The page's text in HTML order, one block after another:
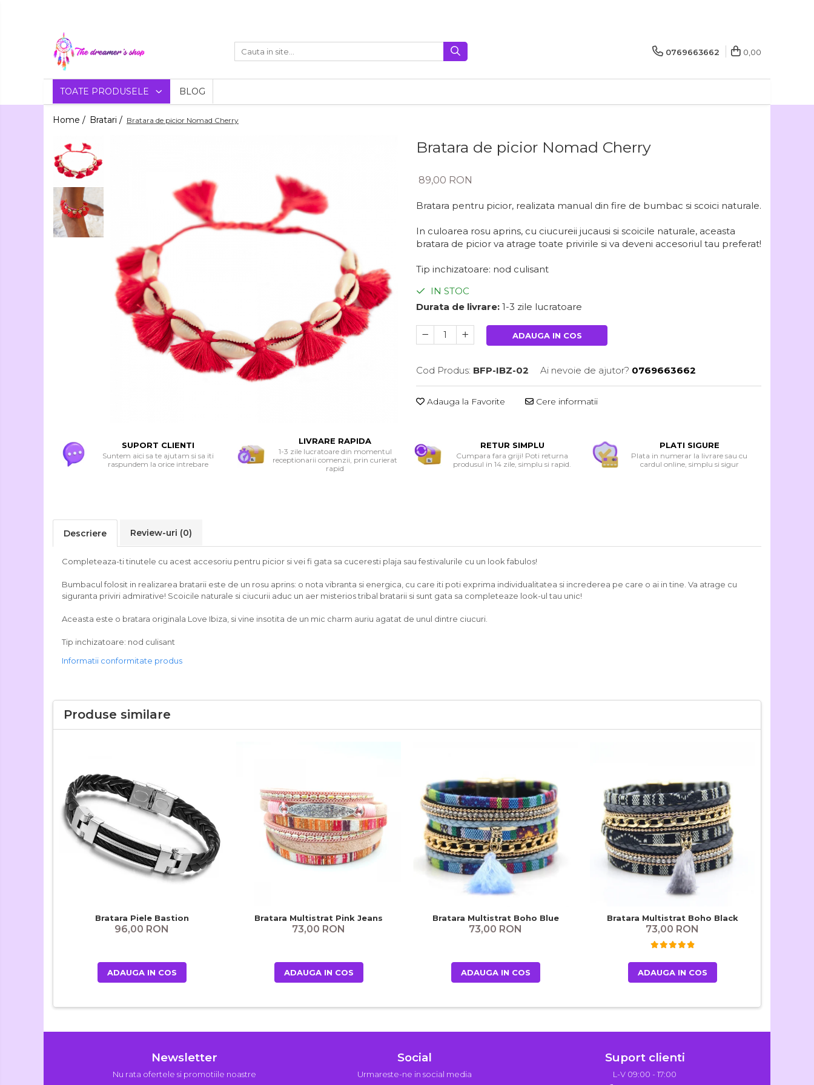
Toate Produsele
Dreamcatchers
Traditionale
Pentru masina
Decoratiuni
Aztece
Bratari
Bratari pentru EA
Bratari pentru EL
Coliere Aromaterapie
Bratari Aromaterapie
Parfumate
Agende si Jurnale
Agende Hardcover
0769663662 0,00
TOATE PRODUSELE BLOG
Home / Bratari / Bratara de picior Nomad Cherry
Bratara de picior Nomad Cherry
89,00 RON
Bratara pentru picior, realizata manual din fire de bumbac si scoici naturale.
In culoarea rosu aprins, cu ciucureii jucausi si scoicile naturale, aceasta
bratara de picior va atrage toate privirile si va deveni accesoriul tau preferat!
Tip inchizatoare: nod culisant
IN STOC
Durata de livrare: 1-3 zile lucratoare
ADAUGA IN COS
Cod Produs: BFP-IBZ-02 Ai nevoie de ajutor? 0769663662
Adauga la Favorite Cere informatii
SUPORT CLIENTI
Suntem aici sa te ajutam si sa iti
raspundem la orice intrebare
LIVRARE RAPIDA
1-3 zile lucratoare din momentul
receptionarii comenzii, prin curierat
rapid
RETUR SIMPLU
Cumpara fara griji! Poti returna
produsul in 14 zile, simplu si rapid.
PLATI SIGURE
Plata in numerar la livrare sau cu
cardul online, simplu si sigur
Descriere Review-uri (0)
Completeaza-ti tinutele cu acest accesoriu pentru picior si vei fi gata sa cuceresti plaja sau festivalurile cu un look fabulos!
Bumbacul folosit in realizarea bratarii este de un rosu aprins: o nota vibranta si energica, cu care iti poti exprima individualitatea si increderea pe care o ai in tine. Va atrage cu
siguranta priviri admirative! Scoicile naturale si ciucurii aduc un aer misterios tribal bratarii si sunt gata sa completeaze look-ul tau unic!
Aceasta este o bratara originala Love Ibiza, si vine insotita de un mic charm auriu agatat de unul dintre ciucuri.
Tip inchizatoare: nod culisant
Informatii conformitate produs
Produse similare
Bratara Piele Bastion
96,00 RON
ADAUGA IN COS
Bratara Multistrat Pink Jeans
73,00 RON
ADAUGA IN COS
Bratara Multistrat Boho Blue
73,00 RON
ADAUGA IN COS
Bratara Multistrat Boho Black
73,00 RON
ADAUGA IN COS
Newsletter
Nu rata ofertele si promotiile noastre
Social
Urmareste-ne in social media
Suport clienti
L-V 09:00 - 17:00